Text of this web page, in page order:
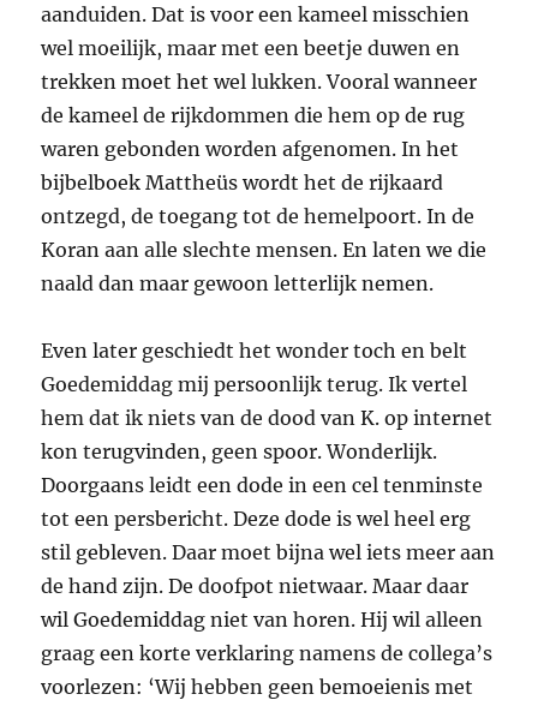
aanduiden. Dat is voor een kameel misschien
wel moeilijk, maar met een beetje duwen en
trekken moet het wel lukken. Vooral wanneer
de kameel de rijkdommen die hem op de rug
waren gebonden worden afgenomen. In het
bijbelboek Mattheüs wordt het de rijkaard
ontzegd, de toegang tot de hemelpoort. In de
Koran aan alle slechte mensen. En laten we die
naald dan maar gewoon letterlijk nemen.
Even later geschiedt het wonder toch en belt
Goedemiddag mij persoonlijk terug. Ik vertel
hem dat ik niets van de dood van K. op internet
kon terugvinden, geen spoor. Wonderlijk.
Doorgaans leidt een dode in een cel tenminste
tot een persbericht. Deze dode is wel heel erg
stil gebleven. Daar moet bijna wel iets meer aan
de hand zijn. De doofpot nietwaar. Maar daar
wil Goedemiddag niet van horen. Hij wil alleen
graag een korte verklaring namens de collega’s
voorlezen: ‘Wij hebben geen bemoeienis met